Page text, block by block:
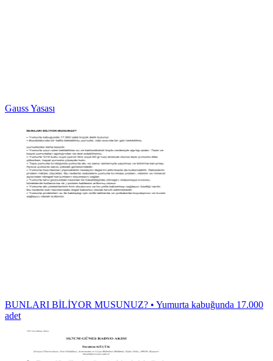
Gauss Yasası
BUNLARI BİLİYOR MUSUNUZ? • Yumurta kabuğunda 17.000
adet